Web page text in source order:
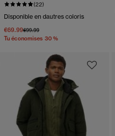
(22)
Disponible en dautres coloris
€69.99Prix réduit de
€99.99à
Tu économises 30 %